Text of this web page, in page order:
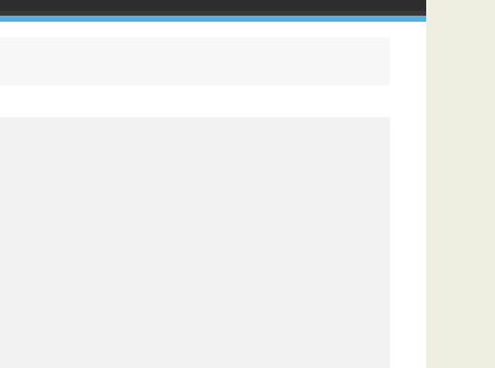
grupnu fazu uz najveće kvote